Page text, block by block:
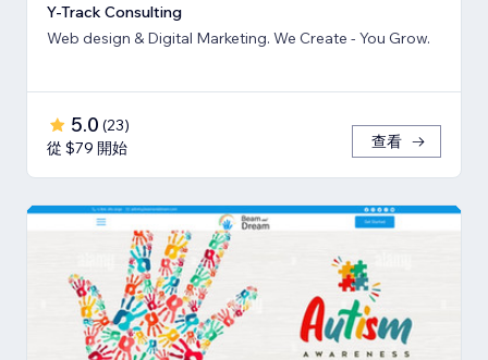
Y-Track Consulting
Web design & Digital Marketing. We Create - You Grow.
5.0 (23)
從 $79 開始
查看